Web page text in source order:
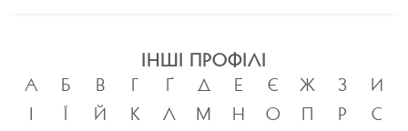
ІНШІ ПРОФІЛІ
А
Б В Г Ґ Д Е Є Ж З
И
І
Ї Й К Л М Н О П Р
С